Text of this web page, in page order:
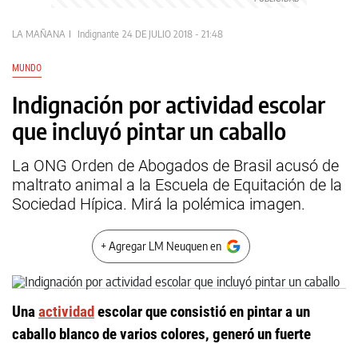
LA MAÑANA Indignante 24 DE JULIO 2018 - 21:48
MUNDO
Indignación por actividad escolar
que incluyó pintar un caballo
La ONG Orden de Abogados de Brasil acusó de
maltrato animal a la Escuela de Equitación de la
Sociedad Hípica. Mirá la polémica imagen.
+ Agregar LM Neuquen en
Unaactividadescolar que consistió en pintar a un
caballo blanco de varios colores, generó un fuerte